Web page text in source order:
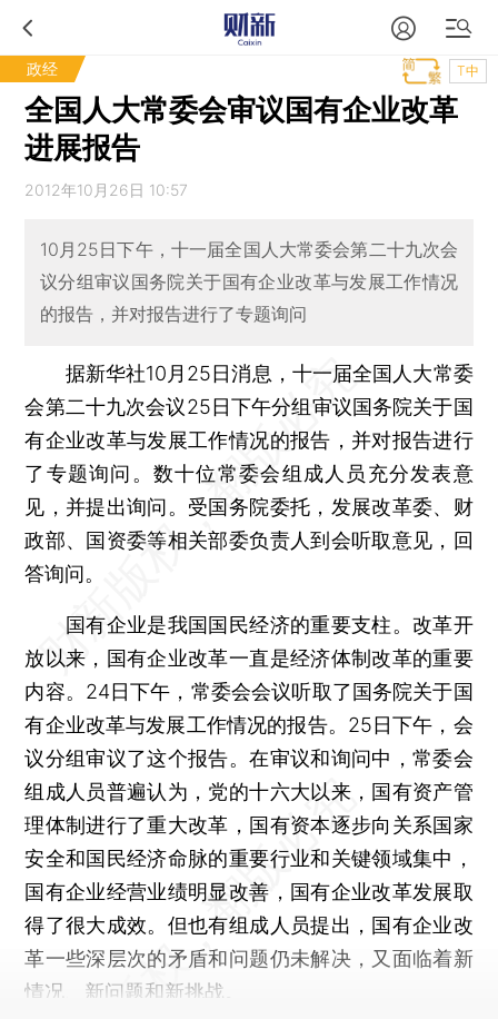
政经 T中
全国人大常委会审议国有企业改革
进展报告
2012年10月26日 10:57
10月25日下午，十一届全国人大常委会第二十九次会
议分组审议国务院关于国有企业改革与发展工作情况
的报告，并对报告进行了专题询问
据新华社10月25日消息，十一届全国人大常委
会第二十九次会议25日下午分组审议国务院关于国
有企业改革与发展工作情况的报告，并对报告进行
了专题询问。数十位常委会组成人员充分发表意
见，并提出询问。受国务院委托，发展改革委、财
政部、国资委等相关部委负责人到会听取意见，回
答询问。
国有企业是我国国民经济的重要支柱。改革开
放以来，国有企业改革一直是经济体制改革的重要
内容。24日下午，常委会会议听取了国务院关于国
有企业改革与发展工作情况的报告。25日下午，会
议分组审议了这个报告。在审议和询问中，常委会
组成人员普遍认为，党的十六大以来，国有资产管
理体制进行了重大改革，国有资本逐步向关系国家
安全和国民经济命脉的重要行业和关键领域集中，
国有企业经营业绩明显改善，国有企业改革发展取
得了很大成效。但也有组成人员提出，国有企业改
革一些深层次的矛盾和问题仍未解决，又面临着新
情况、新问题和新挑战。